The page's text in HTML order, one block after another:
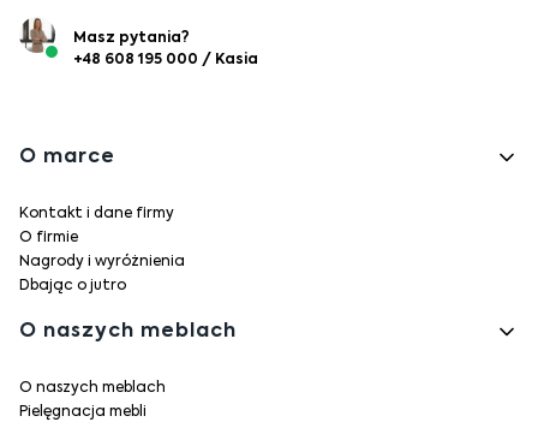
Masz pytania?
+48 608 195 000 / Kasia
Linki w stopce
O marce
Kontakt i dane firmy
O firmie
Nagrody i wyróżnienia
Dbając o jutro
O naszych meblach
O naszych meblach
Pielęgnacja mebli